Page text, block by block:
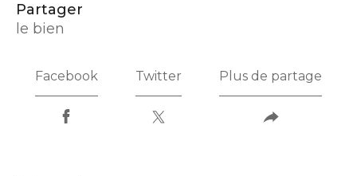
partager
le bien
Facebook Twitter Plus de partage